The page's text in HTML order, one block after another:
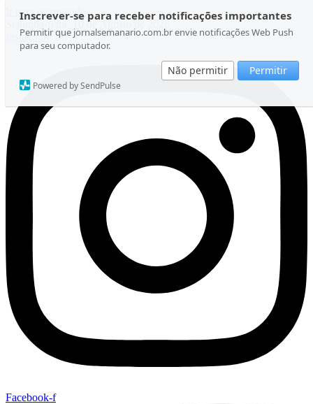
Inscrever-se para receber notificações importantes
Permitir que jornalsemanario.com.br envie notificações Web Push
para seu computador.
Não permitir Permitir
Powered by SendPulse
Ir para o conteúdo
Segunda-feira, 10 de Agosto de 2026
Instagram
Facebook-f